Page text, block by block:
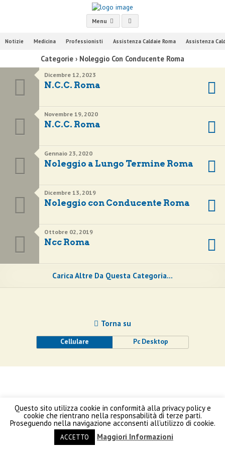
Menu
Notizie Medicina Professionisti Assistenza Caldaie Roma Assistenza
Categorie › Noleggio Con Conducente Roma
Dicembre 12, 2023
N.C.C. Roma
Novembre 19, 2020
N.C.C. Roma
Gennaio 23, 2020
Noleggio a Lungo Termine Roma
Dicembre 13, 2019
Noleggio con Conducente Roma
Ottobre 02, 2019
Ncc Roma
Carica Altre Da Questa Categoria…
Questo sito utilizza cookie in conformità alla privacy policy e
cookie che rientrano nella responsabilità di terze parti.
Proseguendo nella navigazione acconsenti all’utilizzo di cookie.
ACCETTO Maggiori Informazioni
Torna su
Cellulare Pc Desktop